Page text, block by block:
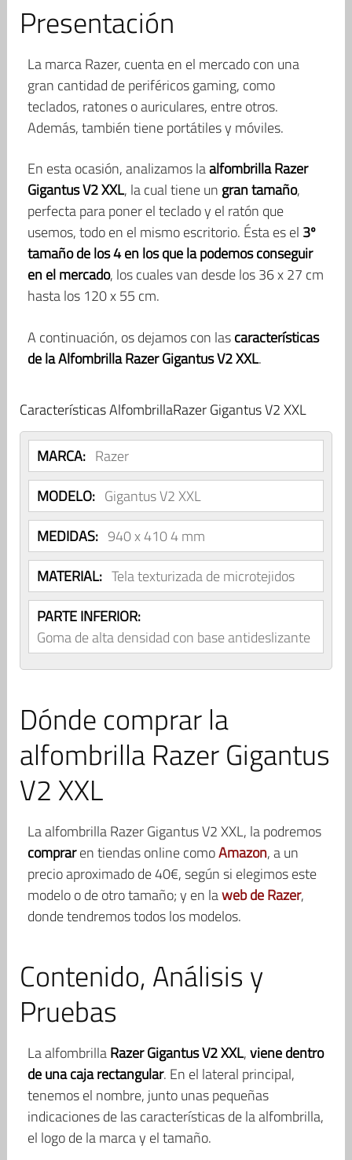
Presentación
La marca Razer, cuenta en el mercado con una
gran cantidad de periféricos gaming, como
teclados, ratones o auriculares, entre otros.
Además, también tiene portátiles y móviles.
En esta ocasión, analizamos laalfombrilla Razer
Gigantus V2 XXL, la cual tiene un gran tamaño,
perfecta para poner el teclado y el ratón que
usemos, todo en el mismo escritorio. Ésta es el 3º
tamaño de los 4 en los que la podemos conseguir
en el mercado, los cuales van desde los 36 x 27 cm
hasta los 120 x 55 cm.
A continuación, os dejamos con lascaracterísticas
de la Alfombrilla Razer Gigantus V2 XXL.
Características AlfombrillaRazer Gigantus V2 XXL
MARCA: Razer
MODELO: Gigantus V2 XXL
MEDIDAS: 940 x 410 4 mm
MATERIAL: Tela texturizada de microtejidos
PARTE INFERIOR:
Goma de alta densidad con base antideslizante
Dónde comprar la
alfombrilla Razer Gigantus
V2 XXL
La alfombrilla Razer Gigantus V2 XXL, la podremos
compraren tiendas online comoAmazon, a un
precio aproximado de 40€, según si elegimos este
modelo o de otro tamaño; y en laweb de Razer,
donde tendremos todos los modelos.
Contenido, Análisis y
Pruebas
La alfombrillaRazer Gigantus V2 XXL,viene dentro
de una caja rectangular. En el lateral principal,
tenemos el nombre, junto unas pequeñas
indicaciones de las características de la alfombrilla,
el logo de la marca y el tamaño.